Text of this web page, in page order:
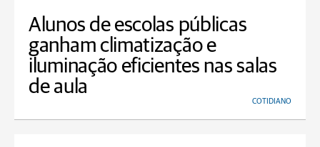
Alunos de escolas públicas
ganham climatização e
iluminação eficientes nas salas
de aula
COTIDIANO